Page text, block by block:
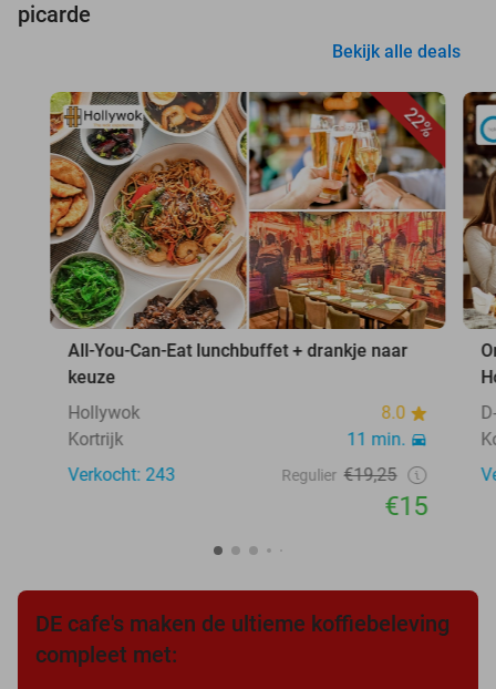
picarde
Bekijk alle deals
22%
All-You-Can-Eat lunchbuffet + drankje naar
keuze
Hollywok
8.0
Kortrijk
11 min.
Verkocht: 243
Regulier €19,25
€15
DE cafe's maken de ultieme koffiebeleving
compleet met: